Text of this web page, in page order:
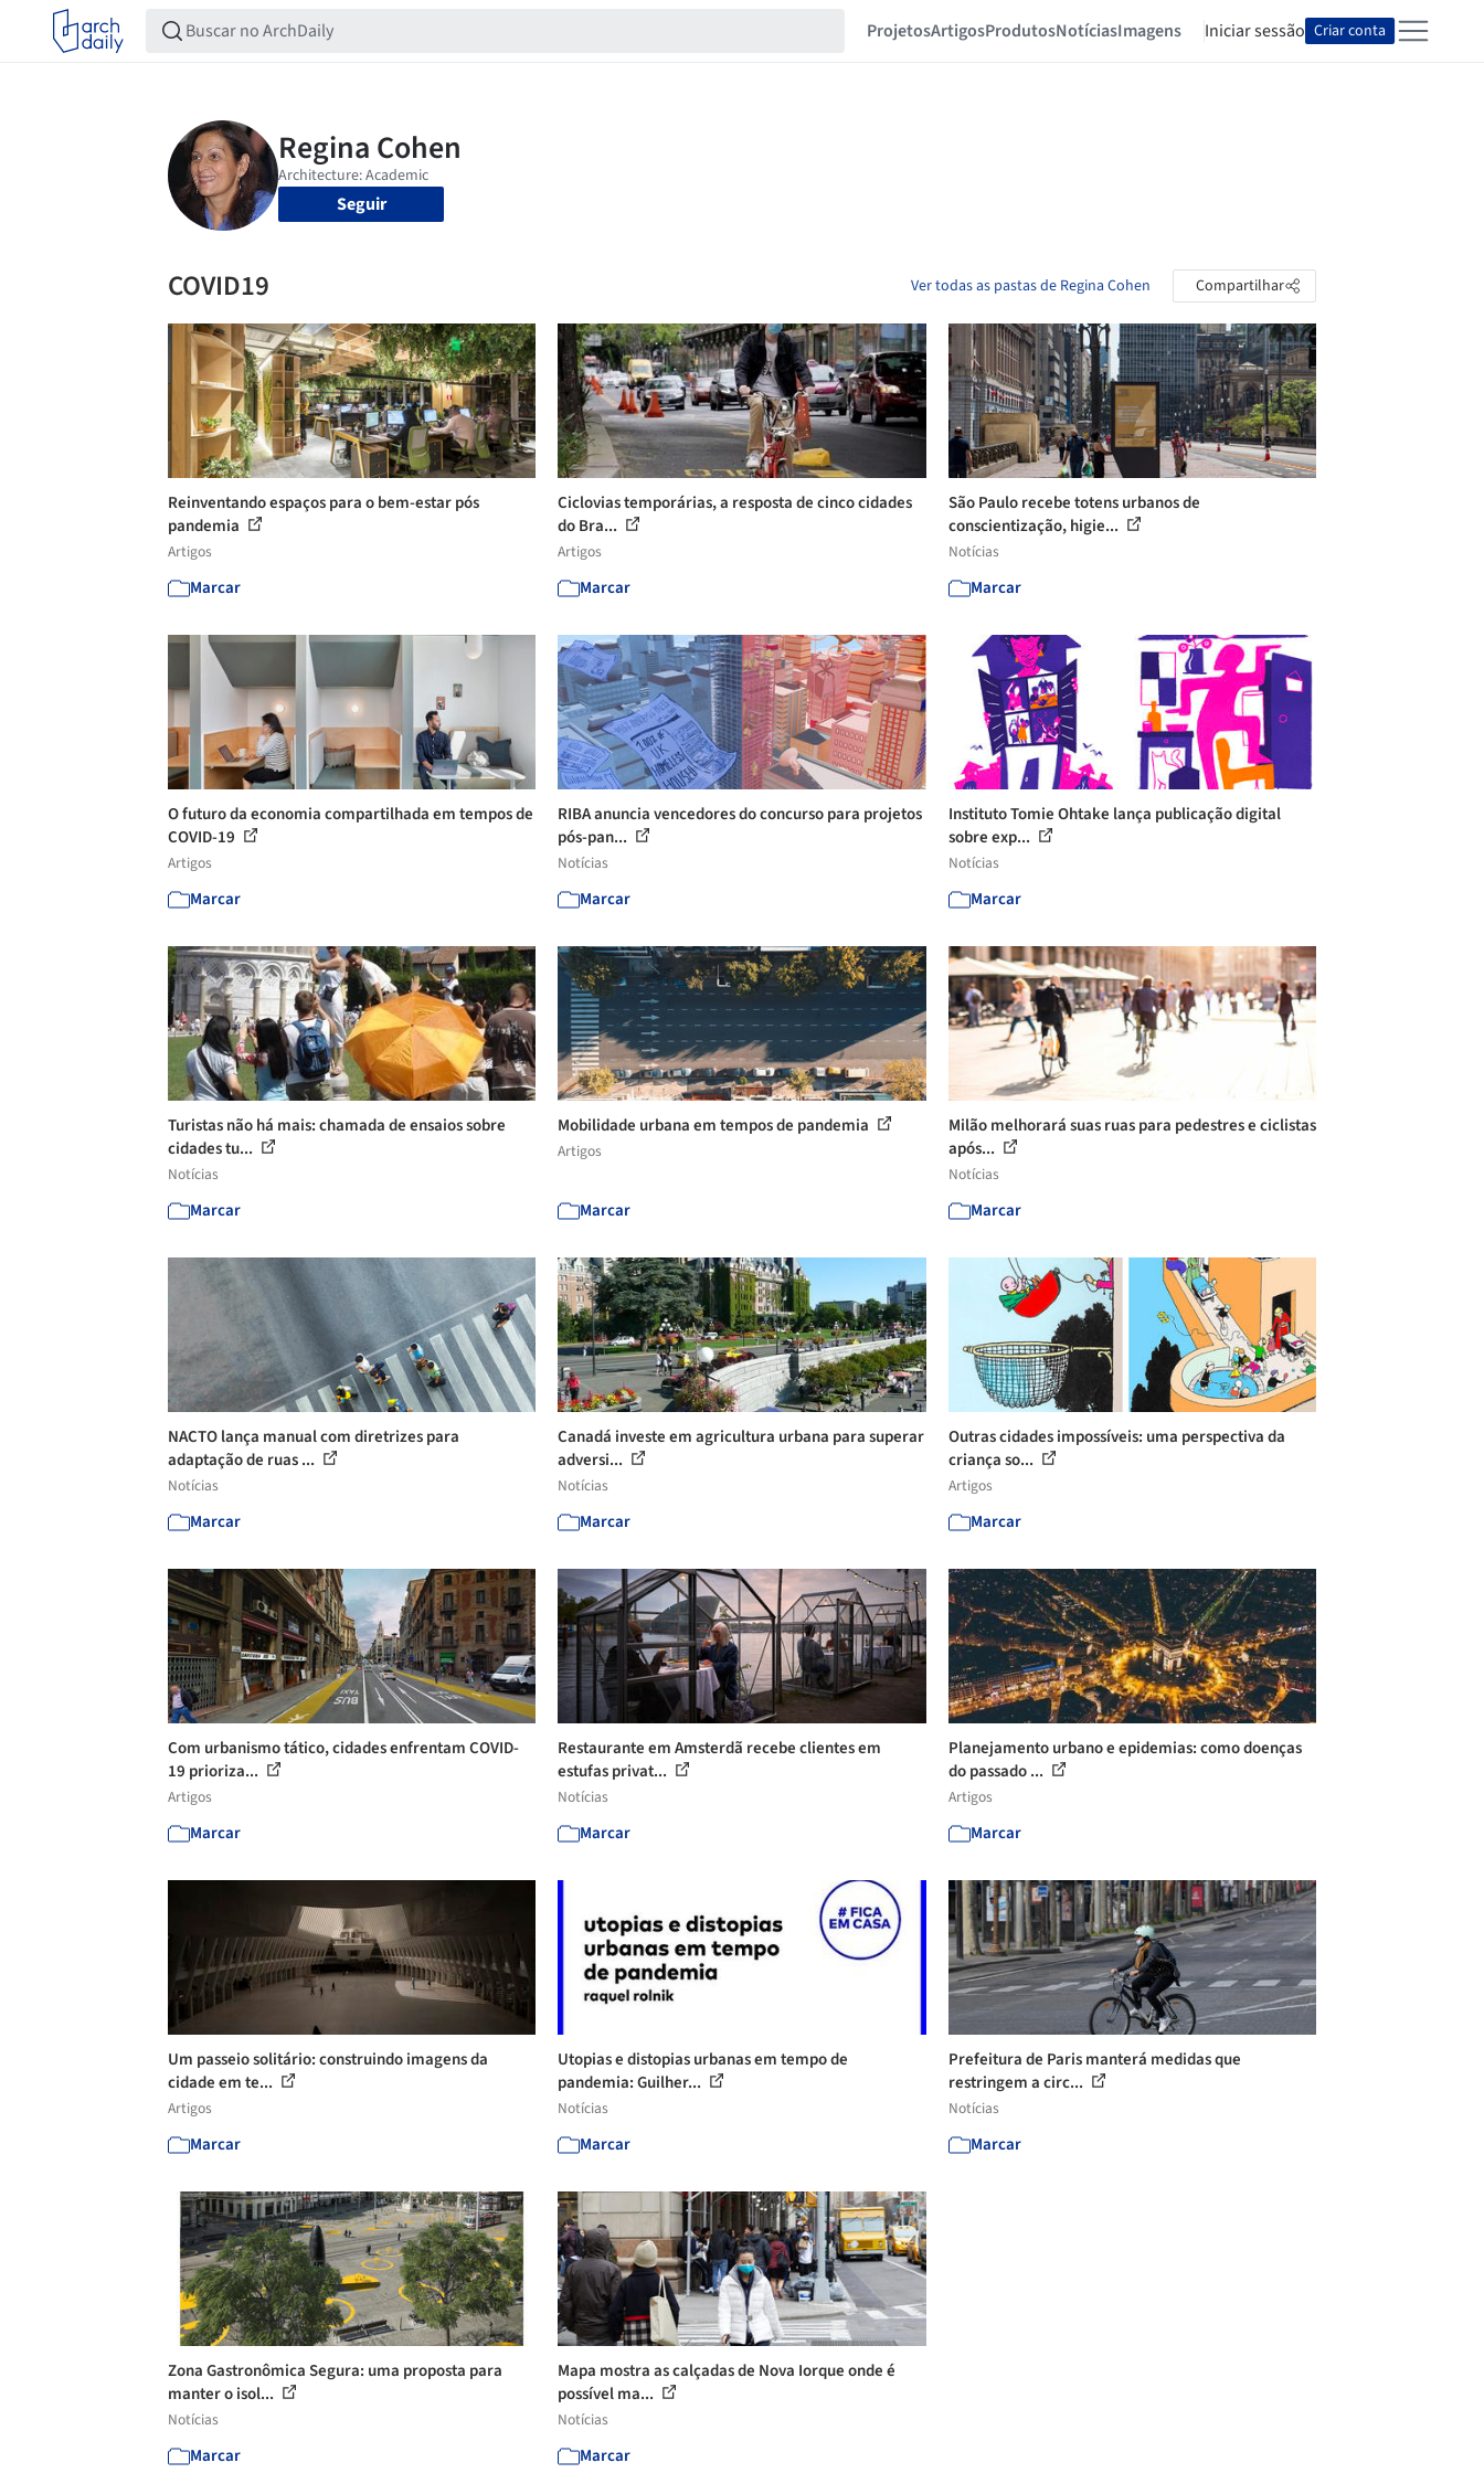
ProjetosArtigosProdutosNotíciasImagens Iniciar sessão Criar conta
Seguir
COVID19 Ver todas as pastas de Regina Cohen Compartilhar
Reinventando espaços para o bem-estar pós
pandemia
Artigos
Marcar
Ciclovias temporárias, a resposta de cinco cidades
do Bra...
Artigos
Marcar
São Paulo recebe totens urbanos de
conscientização, higie...
Notícias
Marcar
O futuro da economia compartilhada em tempos de
COVID-19
Artigos
Marcar
RIBA anuncia vencedores do concurso para projetos
pós-pan...
Notícias
Marcar
Instituto Tomie Ohtake lança publicação digital
sobre exp...
Notícias
Marcar
Turistas não há mais: chamada de ensaios sobre
cidades tu...
Notícias
Marcar
Mobilidade urbana em tempos de pandemia
Artigos
Marcar
Milão melhorará suas ruas para pedestres e ciclistas
após...
Notícias
Marcar
NACTO lança manual com diretrizes para
adaptação de ruas ...
Notícias
Marcar
Canadá investe em agricultura urbana para superar
adversi...
Notícias
Marcar
Outras cidades impossíveis: uma perspectiva da
criança so...
Artigos
Marcar
Com urbanismo tático, cidades enfrentam COVID-
19 prioriza...
Artigos
Marcar
Restaurante em Amsterdã recebe clientes em
estufas privat...
Notícias
Marcar
Planejamento urbano e epidemias: como doenças
do passado ...
Artigos
Marcar
Um passeio solitário: construindo imagens da
cidade em te...
Artigos
Marcar
Utopias e distopias urbanas em tempo de
pandemia: Guilher...
Notícias
Marcar
Prefeitura de Paris manterá medidas que
restringem a circ...
Notícias
Marcar
Zona Gastronômica Segura: uma proposta para
manter o isol...
Notícias
Marcar
Mapa mostra as calçadas de Nova Iorque onde é
possível ma...
Notícias
Marcar